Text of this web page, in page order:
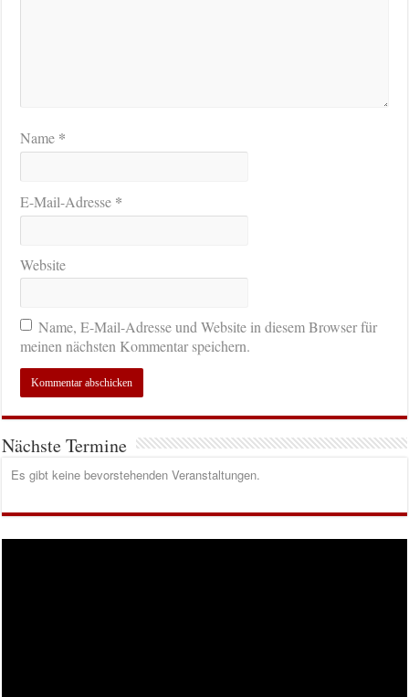
Name *
E-Mail-Adresse *
Website
Name, E-Mail-Adresse und Website in diesem Browser für
meinen nächsten Kommentar speichern.
Nächste Termine
Es gibt keine bevorstehenden Veranstaltungen.